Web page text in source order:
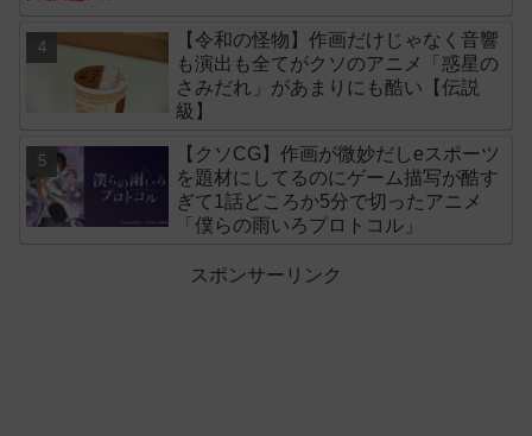
【令和の怪物】作画だけじゃなく音響
も演出も全てがクソのアニメ「惑星の
さみだれ」があまりにも酷い【伝説
級】
【クソCG】作画が微妙だしeスポーツ
を題材にしてるのにゲーム描写が酷す
ぎて1話どころか5分で切ったアニメ
「僕らの雨いろプロトコル」
スポンサーリンク